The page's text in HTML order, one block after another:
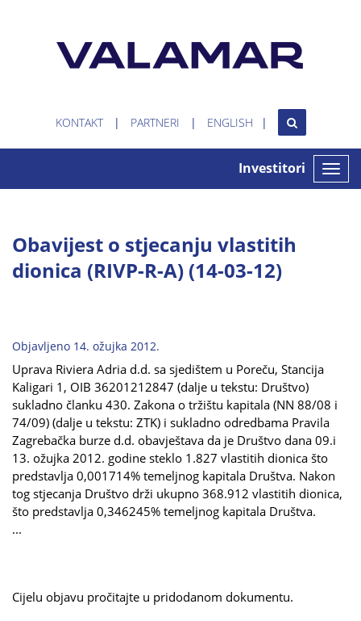
KONTAKT PARTNERI ENGLISH
Toggle
Investitori
Obavijest o stjecanju vlastitih
dionica (RIVP-R-A) (14-03-12)
Objavljeno 14. ožujka 2012.
Uprava Riviera Adria d.d. sa sjedištem u Poreču, Stancija
Kaligari 1, OIB 36201212847 (dalje u tekstu: Društvo)
sukladno članku 430. Zakona o tržištu kapitala (NN 88/08 i
74/09) (dalje u tekstu: ZTK) i sukladno odredbama Pravila
Zagrebačka burze d.d. obavještava da je Društvo dana 09.i
13. ožujka 2012. godine steklo 1.827 vlastitih dionica što
predstavlja 0,001714% temeljnog kapitala Društva. Nakon
tog stjecanja Društvo drži ukupno 368.912 vlastitih dionica,
što predstavlja 0,346245% temeljnog kapitala Društva.
...
Cijelu objavu pročitajte u pridodanom dokumentu.